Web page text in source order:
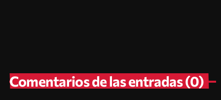
Comentarios de las entradas (0)